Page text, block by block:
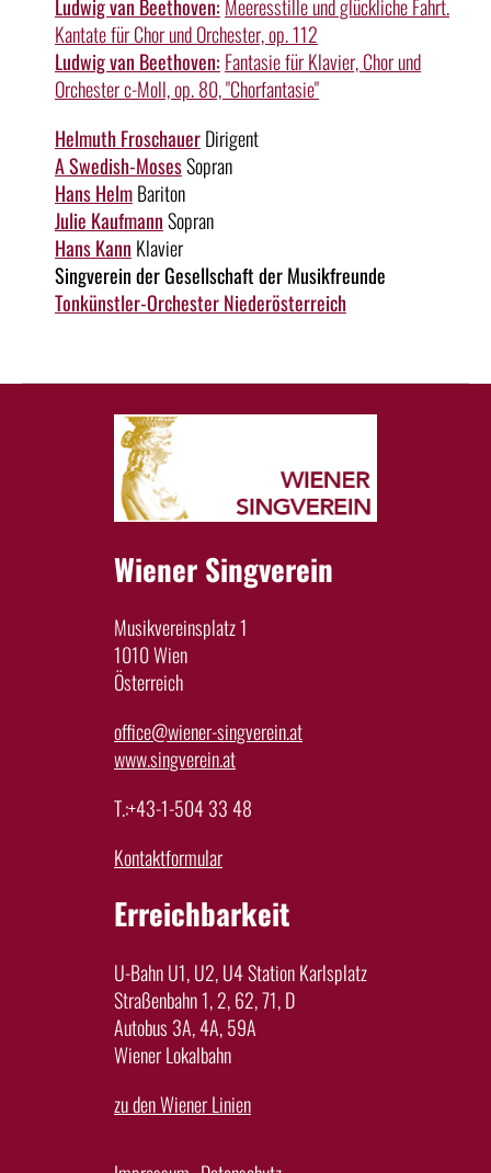
Ludwig van Beethoven: Meeresstille und glückliche Fahrt.
Kantate für Chor und Orchester, op. 112
Ludwig van Beethoven: Fantasie für Klavier, Chor und
Orchester c-Moll, op. 80, "Chorfantasie"
Helmuth FroschauerDirigent
A Swedish-MosesSopran
Hans HelmBariton
Julie KaufmannSopran
Hans Kann Klavier
Singverein der Gesellschaft der Musikfreunde
Tonkünstler-Orchester Niederösterreich
Wiener Singverein
Musikvereinsplatz 1
1010 Wien
Österreich
office@wiener-singverein.at
www.singverein.at
T.:+43-1-504 33 48
Kontaktformular
Erreichbarkeit
U-Bahn U1, U2, U4 Station Karlsplatz
Straßenbahn 1, 2, 62, 71, D
Autobus 3A, 4A, 59A
Wiener Lokalbahn
zu den Wiener Linien